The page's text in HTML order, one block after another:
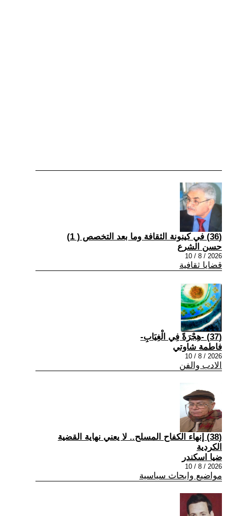
(36) في كينونة الثقافة وما بعد التخصص ( 1)
حسن الشرع
2026 / 8 / 10
قضايا ثقافية
(37) -هِجْرَةً فِي الْغِيَابِ-
فاطمة شاوتي
2026 / 8 / 10
الادب والفن
(38) إنهاء الكفاح المسلح.. لا يعني نهاية القضية
الكردية
ضيا اسكندر
2026 / 8 / 10
مواضيع وابحاث سياسية